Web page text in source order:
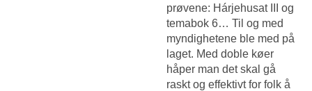
prøvene: Hárjehusat III og
temabok 6… Til og med
myndighetene ble med på
laget. Med doble køer
håper man det skal gå
raskt og effektivt for folk å